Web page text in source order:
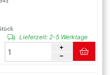
Lieferzeit:2-5 Werktage